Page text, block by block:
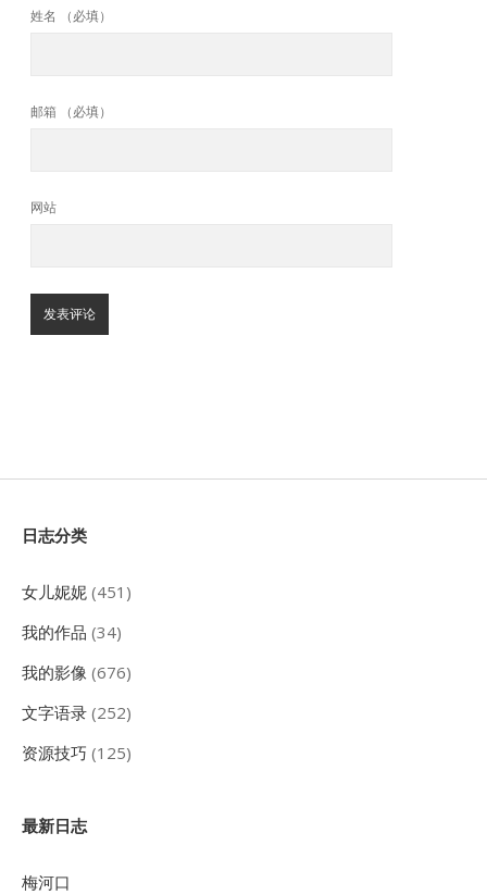
姓名 （必填）
邮箱 （必填）
网站
Sidebar
日志分类
女儿妮妮 (451)
我的作品 (34)
我的影像 (676)
文字语录 (252)
资源技巧 (125)
最新日志
梅河口